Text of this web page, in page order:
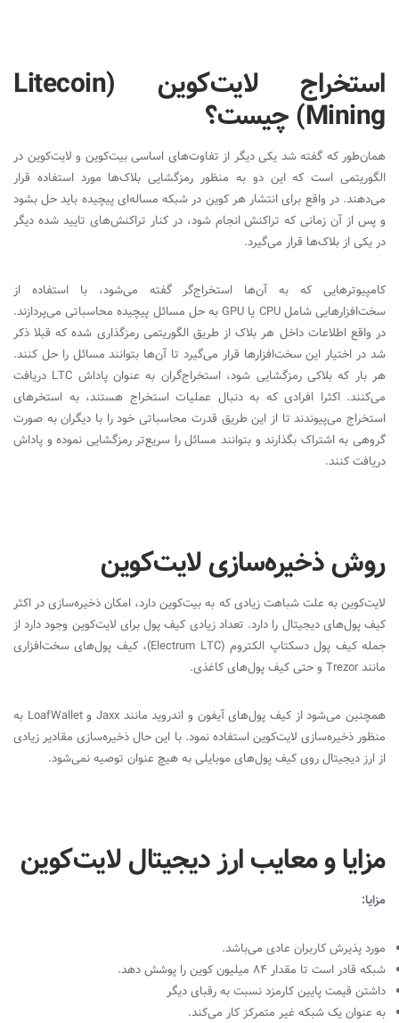
استخراج لایت‌کوین (Litecoin
Mining) چیست؟
همان‌طور که گفته شد یکی دیگر از تفاوت‌های اساسی بیت‌کوین و لایت‌کوین در
الگوریتمی است که این دو به منظور رمزگشایی بلاک‌ها مورد استفاده قرار
می‌دهند. در واقع برای انتشار هر کوین در شبکه مساله‌ای پیچیده باید حل بشود
و پس از آن زمانی که تراکنش انجام شود، در کنار تراکنش‌های تایید شده دیگر
در یکی از بلاک‌ها قرار می‌گیرد.
کامپیوترهایی که به آن‌ها استخراج‌گر گفته می‌شود، با استفاده از
سخت‌افزارهایی شاملCPU یا GPUبه حل مسائل پیچیده محاسباتی می‌پردازند.
در واقع اطلاعات داخل هر بلاک از طریق الگوریتمی رمزگذاری شده که قبلا ذکر
شد در اختیار این سخت‌افزارها قرار می‌گیرد تا آن‌ها بتوانند مسائل را حل کنند.
هر بار که بلاکی رمزگشایی شود، استخراج‌گران به عنوان پاداش LTC دریافت
می‌کنند. اکثرا افرادی که به دنبال عملیات استخراج هستند، به استخرهای
استخراج می‌پیوندند تا از این طریق قدرت محاسباتی خود را با دیگران به صورت
گروهی به اشتراک بگذارند و بتوانند مسائل را سریع‌تر رمزگشایی نموده و پاداش
دریافت کنند.
روش ذخیره‌سازی لایت‌کوین
لایت‌کوین به علت شباهت زیادی که به بیت‌کوین دارد، امکان ذخیره‌سازی در اکثر
کیف پول‌های دیجیتال را دارد. تعداد زیادی کیف پول برای لایت‌کوین وجود دارد از
جمله کیف پول دسکتاپ الکتروم (Electrum LTC)، کیف پول‌های سخت‌افزاری
مانندTrezor و حتی کیف پول‌های کاغذی.
همچنین می‌شود از کیف پول‌های آیفون و اندروید مانند JaxxوLoafWallet به
منظور ذخیره‌سازی لایت‌کوین استفاده نمود. با این حال ذخیره‌سازی مقادیر زیادی
از ارز دیجیتال روی کیف پول‌های موبایلی به هیچ عنوان توصیه نمی‌شود.
مزایا و معایب ارز دیجیتال لایت‌کوین
مزایا:
مورد پذیرش کاربران عادی می‌باشد.
شبکه قادر است تا مقدار ۸۴ میلیون کوین را پوشش دهد.
داشتن قیمت پایین کارمزد نسبت به رقبای دیگر
به عنوان یک شبکه غیر متمرکز کار می‌کند.